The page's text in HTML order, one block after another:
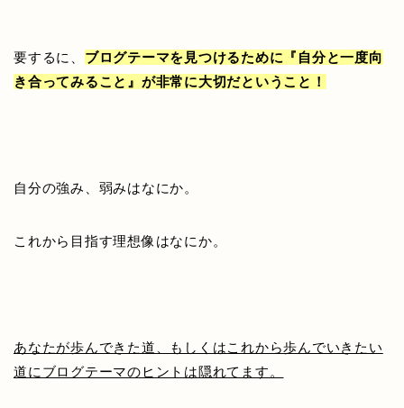
要するに、 ブログテーマを見つけるために『自分と一度向
き合ってみること』が非常に大切だということ！
自分の強み、弱みはなにか。
これから目指す理想像はなにか。
あなたが歩んできた道、もしくはこれから歩んでいきたい
道にブログテーマのヒントは隠れてます。